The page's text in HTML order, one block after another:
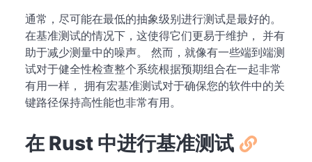
通常，尽可能在最低的抽象级别进行测试是最好的。
在基准测试的情况下，这使得它们更易于维护， 并有
助于减少测量中的噪声。 然而，就像有一些端到端测
试对于健全性检查整个系统根据预期组合在一起非常
有用一样， 拥有宏基准测试对于确保您的软件中的关
键路径保持高性能也非常有用。
在 Rust 中进行基准测试